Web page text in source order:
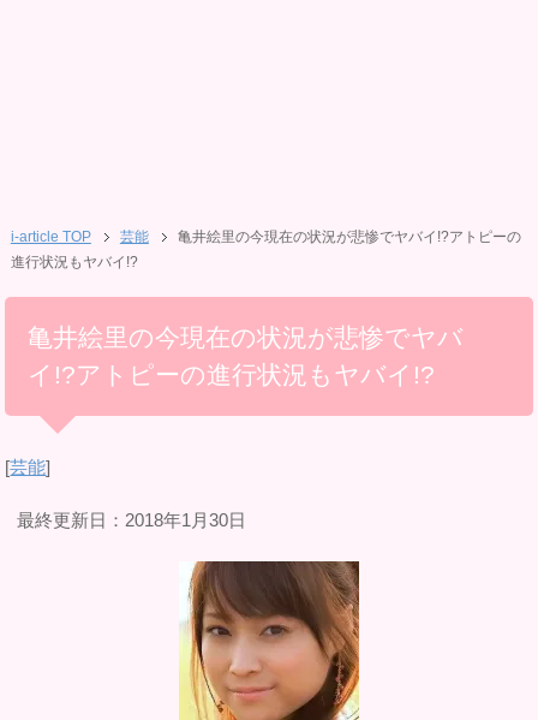
i-article TOP 芸能
亀井絵里の今現在の状況が悲惨でヤバイ!?アトピーの
進行状況もヤバイ!?
亀井絵里の今現在の状況が悲惨でヤバ
イ!?アトピーの進行状況もヤバイ!?
[芸能]
最終更新日：2018年1月30日